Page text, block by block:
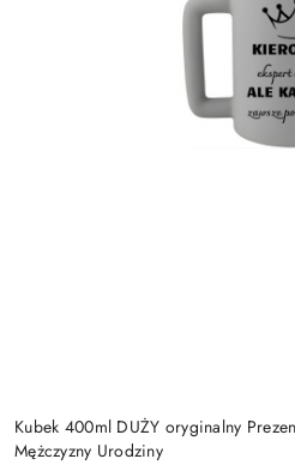
Kubek 400ml DUŻY oryginalny
Mężczyzny Urodziny